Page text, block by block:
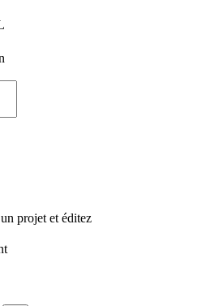
projet et éditez